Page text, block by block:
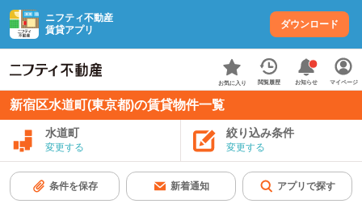
ニフティ不動産
賃貸アプリ
ダウンロード
お気に入り 閲覧履歴 お知らせ マイページ
新宿区水道町(東京都)の賃貸物件一覧
水道町
変更する
絞り込み条件
変更する
条件を保存 新着通知 アプリで探す